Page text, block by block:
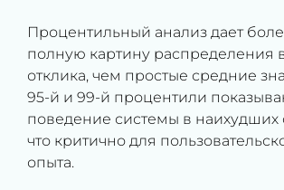
Процентильный анализ дает
полную картину распределения
отклика, чем простые средние
95-й и 99-й процентили
поведение системы в наихудших
что критично для
опыта.